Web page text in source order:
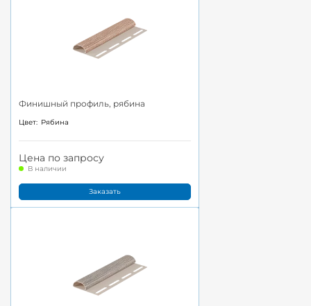
Финишный профиль, рябина
Цвет: Рябина
Цена по запросу
В наличии
Заказать